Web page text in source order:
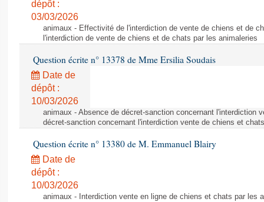
dépôt :
03/03/2026
animaux - Effectivité de l'interdiction de vente de chiens et de
l'interdiction de vente de chiens et de chats par les animaleries
Question écrite n° 13378 de Mme Ersilia Soudais
Date de
dépôt :
10/03/2026
animaux - Absence de décret-sanction concernant l'interdiction
décret-sanction concernant l'interdiction vente de chiens et chats
Question écrite n° 13380 de M. Emmanuel Blairy
Date de
dépôt :
10/03/2026
animaux - Interdiction vente en ligne de chiens et chats par les